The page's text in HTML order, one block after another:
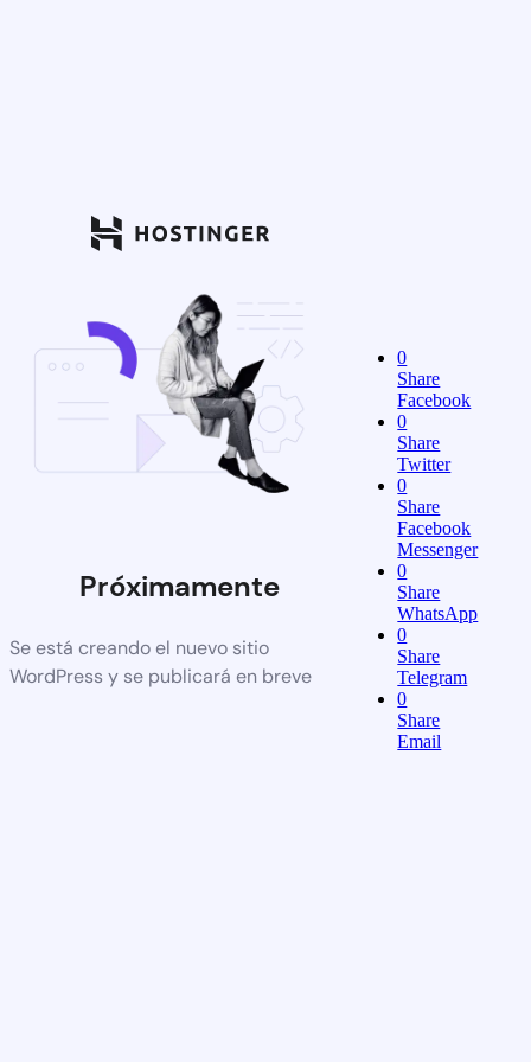
Próximamente
Se está creando el nuevo sitio
WordPress y se publicará en breve
0
Share
Facebook
0
Share
Twitter
0
Share
Facebook
Messenger
0
Share
WhatsApp
0
Share
Telegram
0
Share
Email